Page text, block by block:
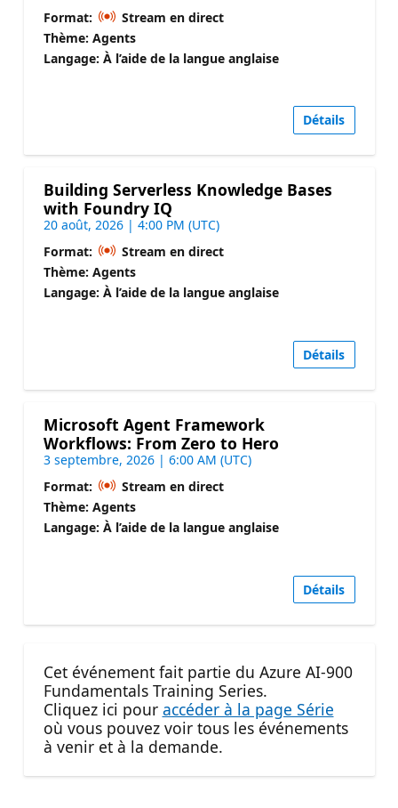
Format:
Stream en direct
Thème: Agents
Langage: À l’aide de la langue anglaise
Détails
Building Serverless Knowledge Bases
with Foundry IQ
20 août, 2026 | 4:00 PM (UTC)
Format:
Stream en direct
Thème: Agents
Langage: À l’aide de la langue anglaise
Détails
Microsoft Agent Framework
Workflows: From Zero to Hero
3 septembre, 2026 | 6:00 AM (UTC)
Format:
Stream en direct
Thème: Agents
Langage: À l’aide de la langue anglaise
Détails
Cet événement fait partie du Azure AI-900
Fundamentals Training Series.
Cliquez ici pour accéder à la page Série
où vous pouvez voir tous les événements
à venir et à la demande.